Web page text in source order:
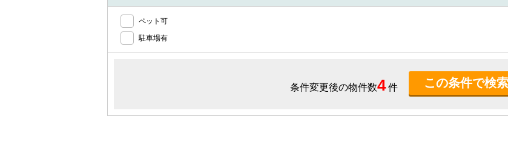
ペット可
駐車場有
条件変更後の物件数4件